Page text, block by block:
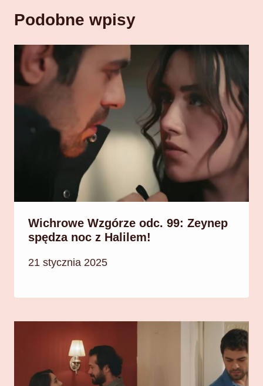
Podobne wpisy
Wichrowe Wzgórze odc. 99: Zeynep
spędza noc z Halilem!
21 stycznia 2025